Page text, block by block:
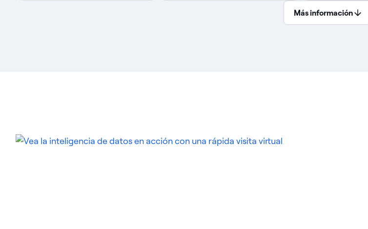
Más información